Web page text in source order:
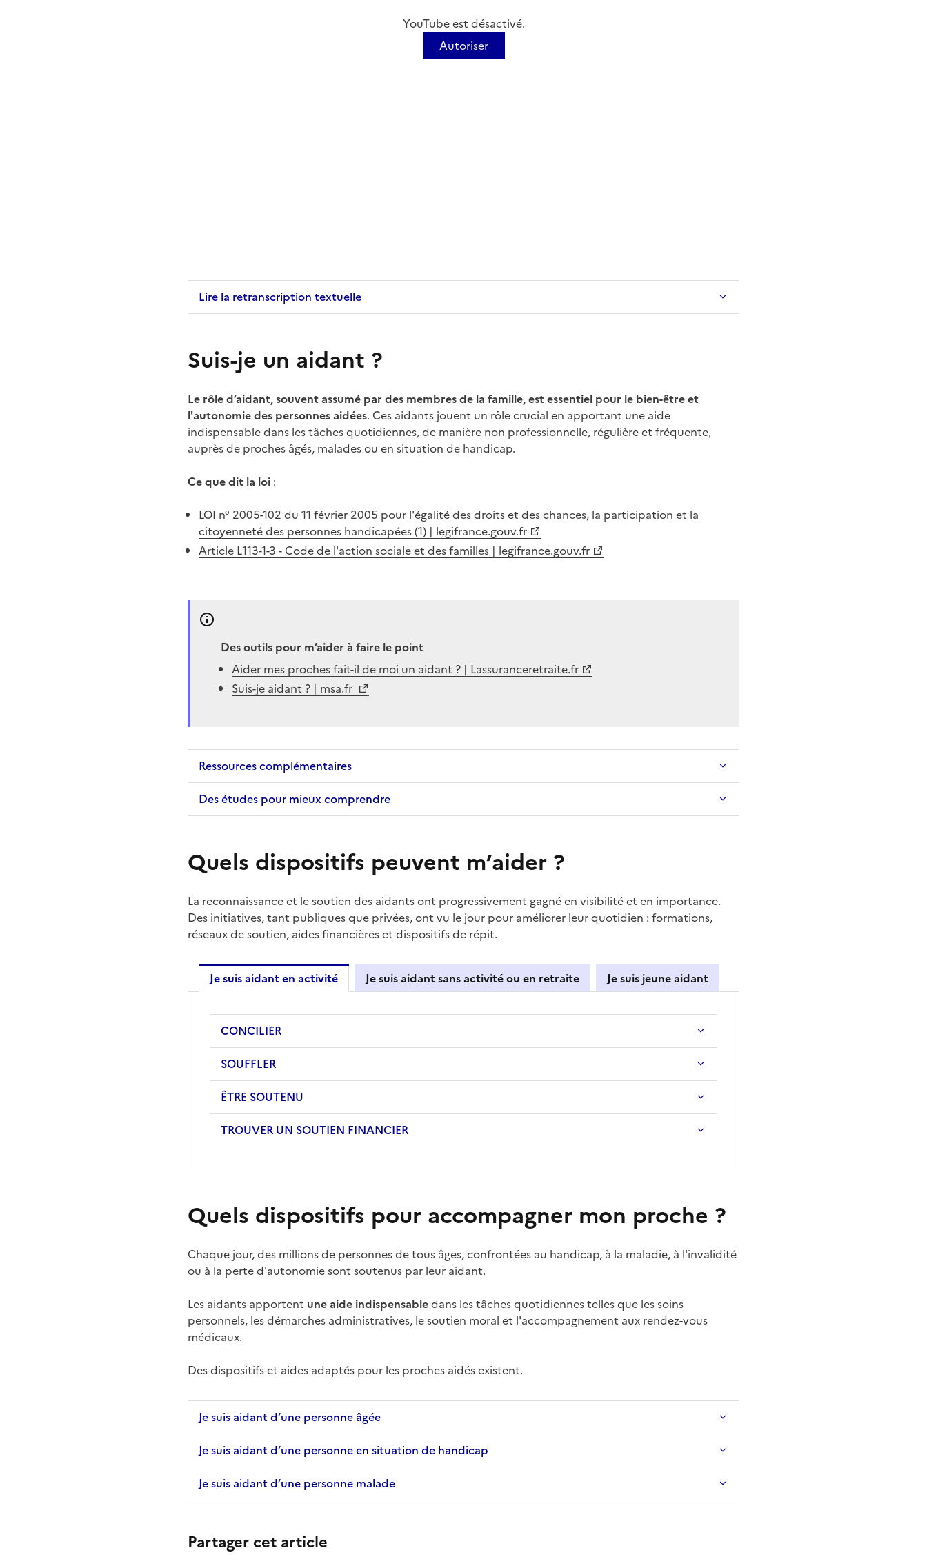
YouTube est désactivé.
Autoriser
Lire la retranscription textuelle
Suis-je un aidant ?
Le rôle d’aidant, souvent assumé par des membres de la famille, est essentiel pour le bien-être et
l'autonomie des personnes aidées. Ces aidants jouent un rôle crucial en apportant une aide
indispensable dans les tâches quotidiennes, de manière non professionnelle, régulière et fréquente,
auprès de proches âgés, malades ou en situation de handicap.
Ce que dit la loi :
LOI n° 2005-102 du 11 février 2005 pour l'égalité des droits et des chances, la participation et la
citoyenneté des personnes handicapées (1) | legifrance.gouv.fr
Article L113-1-3 - Code de l'action sociale et des familles | legifrance.gouv.fr
Des outils pour m’aider à faire le point
Aider mes proches fait-il de moi un aidant ? | Lassuranceretraite.fr
Suis-je aidant ? | msa.fr
Ressources complémentaires
Des études pour mieux comprendre
Quels dispositifs peuvent m’aider ?
La reconnaissance et le soutien des aidants ont progressivement gagné en visibilité et en importance.
Des initiatives, tant publiques que privées, ont vu le jour pour améliorer leur quotidien : formations,
réseaux de soutien, aides financières et dispositifs de répit.
Je suis aidant en activité Je suis aidant sans activité ou en retraite Je suis jeune aidant
CONCILIER
SOUFFLER
ÊTRE SOUTENU
TROUVER UN SOUTIEN FINANCIER
Quels dispositifs pour accompagner mon proche ?
Chaque jour, des millions de personnes de tous âges, confrontées au handicap, à la maladie, à l'invalidité
ou à la perte d'autonomie sont soutenus par leur aidant.
Les aidants apportent une aide indispensabledans les tâches quotidiennes telles que les soins
personnels, les démarches administratives, le soutien moral et l'accompagnement aux rendez-vous
médicaux.
Des dispositifs et aides adaptés pour les proches aidés existent.
Je suis aidant d’une personne âgée
Je suis aidant d’une personne en situation de handicap
Je suis aidant d’une personne malade
Partager cet article